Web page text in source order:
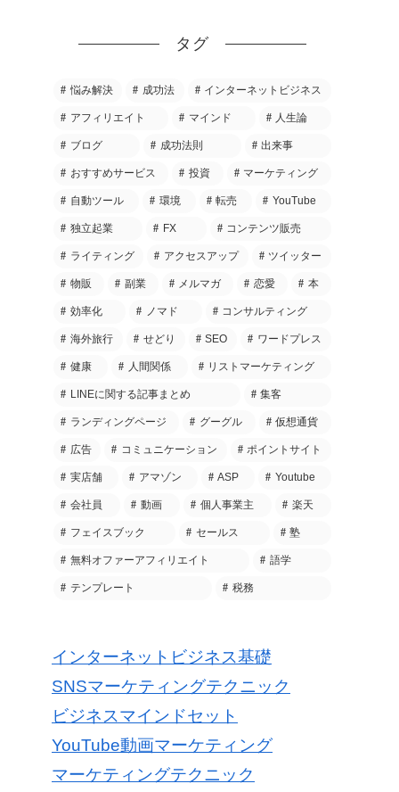
タグ
悩み解決 成功法 インターネットビジネス
アフィリエイト マインド 人生論
ブログ 成功法則 出来事
おすすめサービス 投資 マーケティング
自動ツール 環境 転売 YouTube
独立起業 FX コンテンツ販売
ライティング アクセスアップ ツイッター
物販 副業 メルマガ 恋愛 本
効率化 ノマド コンサルティング
海外旅行 せどり SEO ワードプレス
健康 人間関係 リストマーケティング
LINEに関する記事まとめ 集客
ランディングページ グーグル 仮想通貨
広告 コミュニケーション ポイントサイト
実店舗 アマゾン ASP Youtube
会社員 動画 個人事業主 楽天
フェイスブック セールス 塾
無料オファーアフィリエイト 語学
テンプレート 税務
インターネットビジネス基礎
SNSマーケティングテクニック
ビジネスマインドセット
YouTube動画マーケティング
マーケティングテクニック